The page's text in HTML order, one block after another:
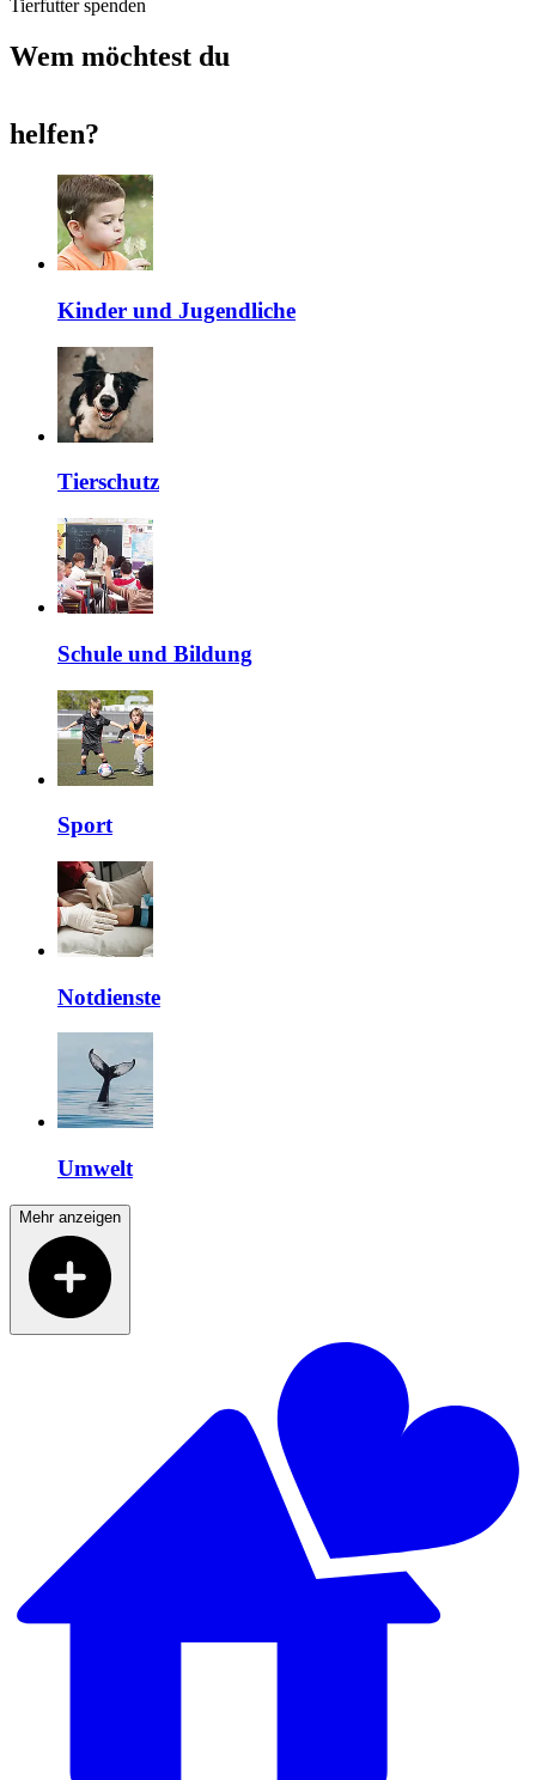
Tierfutter spenden
Wem möchtest du
helfen?
Kinder und Jugendliche
Tierschutz
Schule und Bildung
Sport
Notdienste
Umwelt
Mehr anzeigen